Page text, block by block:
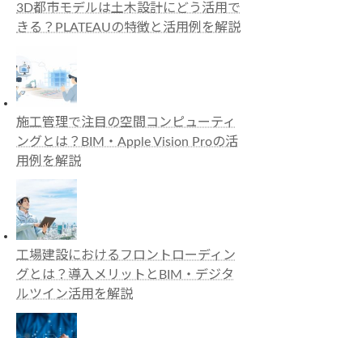
3D都市モデルは土木設計にどう活用で
きる？PLATEAUの特徴と活用例を解説
施工管理で注目の空間コンピューティ
ングとは？BIM・Apple Vision Proの活
用例を解説
工場建設におけるフロントローディン
グとは？導入メリットとBIM・デジタ
ルツイン活用を解説